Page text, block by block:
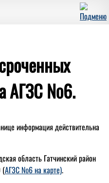
АГЗС №6.
информация действительна
область Гатчинский район
(АГЗС №6 на карте).